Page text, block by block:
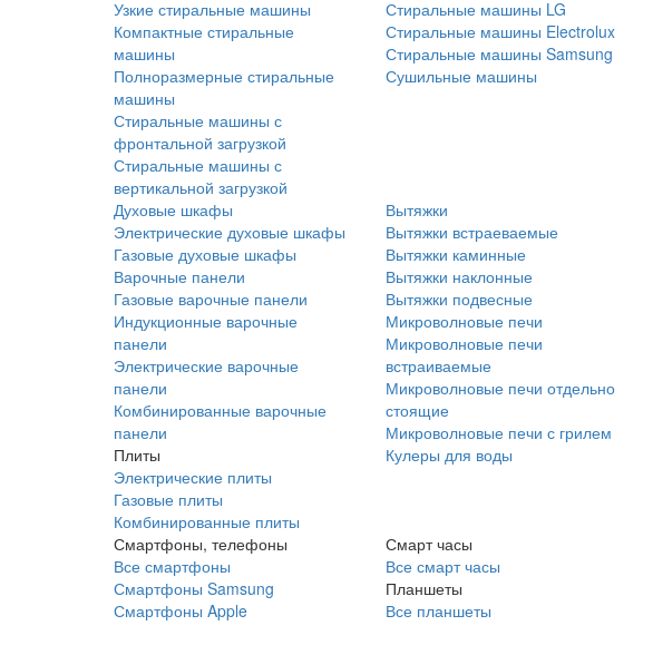
Узкие стиральные машины
Компактные стиральные
машины
Полноразмерные стиральные
машины
Стиральные машины с
фронтальной загрузкой
Стиральные машины с
вертикальной загрузкой
Стиральные машины LG
Стиральные машины Electrolux
Стиральные машины Samsung
Сушильные машины
Духовые шкафы
Электрические духовые шкафы
Газовые духовые шкафы
Варочные панели
Газовые варочные панели
Индукционные варочные
панели
Электрические варочные
панели
Комбинированные варочные
панели
Плиты
Электрические плиты
Газовые плиты
Комбинированные плиты
Вытяжки
Вытяжки встраеваемые
Вытяжки каминные
Вытяжки наклонные
Вытяжки подвесные
Микроволновые печи
Микроволновые печи
встраиваемые
Микроволновые печи отдельно
стоящие
Микроволновые печи с грилем
Кулеры для воды
Смартфоны, телефоны
Все смартфоны
Смартфоны Samsung
Смартфоны Apple
Смарт часы
Все смарт часы
Планшеты
Все планшеты